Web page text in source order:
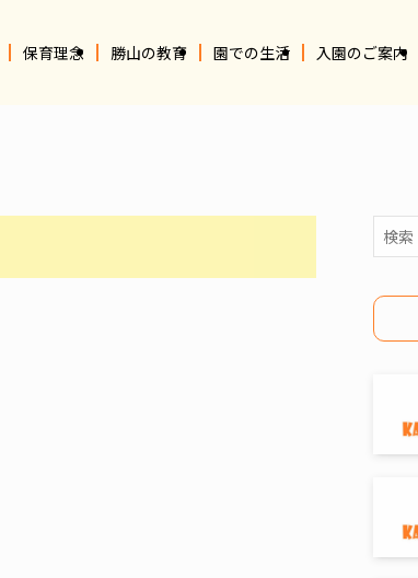
保育理念 勝山の教育 園での生活 入園のご案内